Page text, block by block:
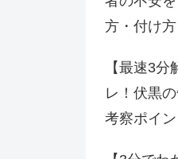
方・付け方
【最速3
レ！伏黒
考察ポイン